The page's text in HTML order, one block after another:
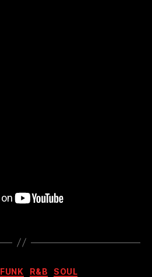
Kategorien
FUNK R&B SOUL